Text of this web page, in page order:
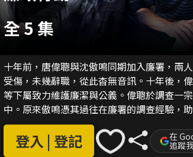
全 5 集
十年前，唐偉聰與沈傲鳴同期加入廉署，兩
受傷，未幾辭職，從此杳無音訊。十年後，
等下屬致力維護廉潔與公義。偉聰於調查一
中。原來傲鳴憑其過往在廉署的調查經驗，
查。偉聰痛心好友忘記當年加入廉署捍衛公
登入 | 登記 在
追蹤